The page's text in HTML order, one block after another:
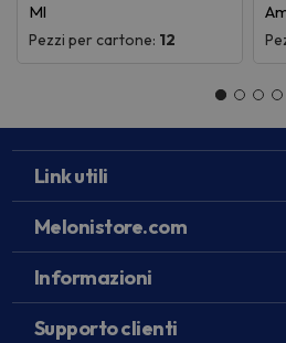
Ml
Pezzi per cartone: 12
Link utili
Melonistore.com
Informazioni
Supporto clienti